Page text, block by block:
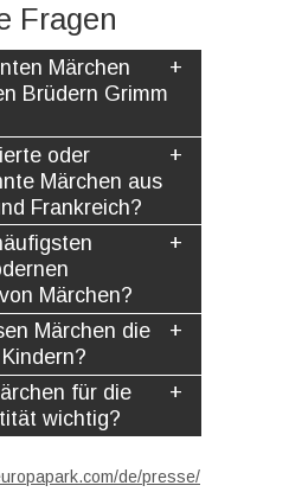
Fragen
Märchen
Brüdern Grimm
oder
Märchen aus
Frankreich?
Märchen?
Märchen die
für die
wichtig?
de/presse/